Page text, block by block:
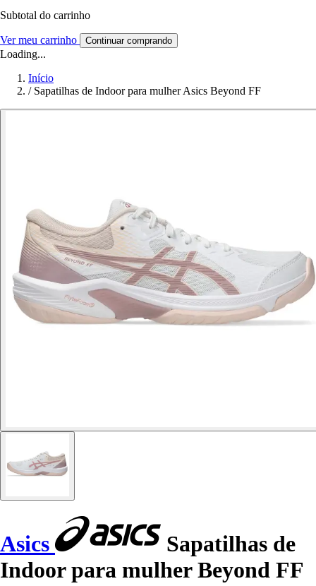
Subtotal do carrinho
Ver meu carrinho Continuar comprando
Loading...
Início
/ Sapatilhas de Indoor para mulher Asics Beyond FF
Asics
Sapatilhas de
Indoor para mulher Beyond FF